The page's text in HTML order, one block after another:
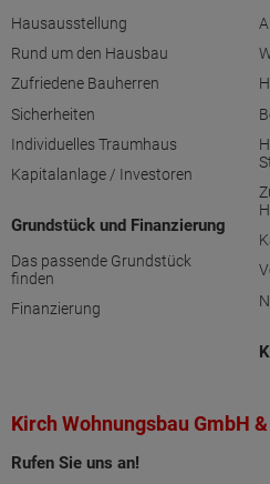
Hausausstellung
Rund um den Hausbau
Zufriedene Bauherren
Sicherheiten
Individuelles Traumhaus
Kapitalanlage / Investoren
Grundstück und Finanzierung
Das passende Grundstück
finden
Finanzierung
Kirch Wohnungsbau GmbH &
Rufen Sie uns an!